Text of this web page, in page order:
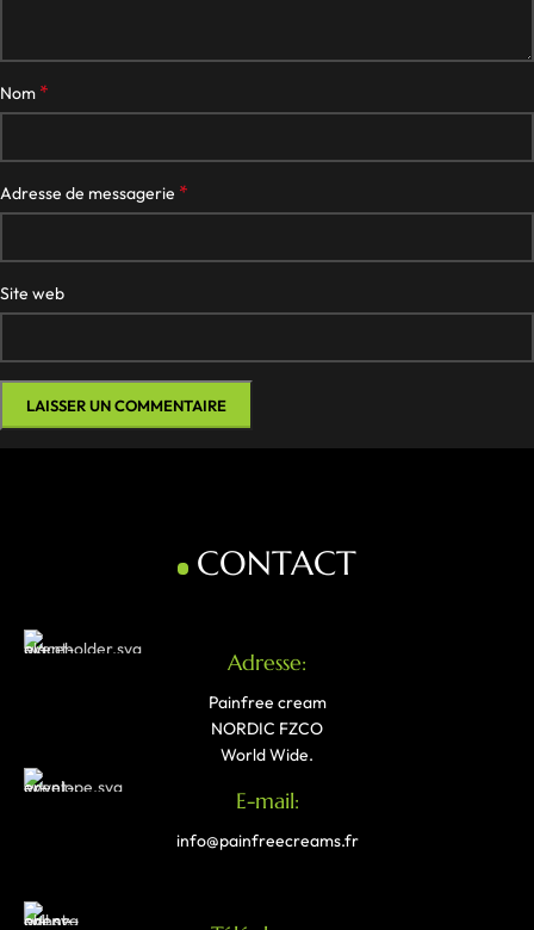
Nom *
Adresse de messagerie *
Site web
CONTACT
Adresse:
Painfree cream
NORDIC FZCO
World Wide.
E-mail:
info@painfreecreams.fr